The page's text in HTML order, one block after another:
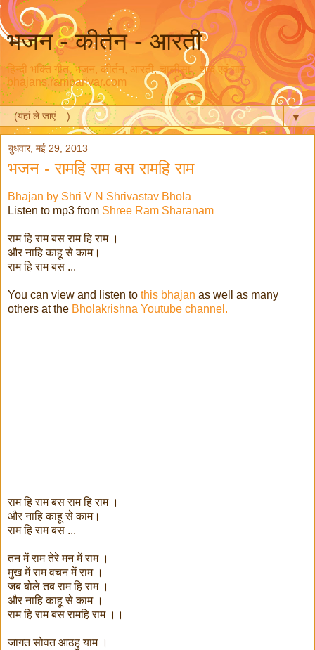
भजन - कीर्तन - आरती
हिन्दी भक्ति गीत, भजन, कीर्तन, आरती, चालीसा - शब्द एवं गान
bhajans.ramparivar.com
▼
बुधवार, मई 29, 2013
भजन - रामहि राम बस रामहि राम
Bhajan by Shri V N Shrivastav Bhola
Listen to mp3 from Shree Ram Sharanam
राम हि राम बस राम हि राम ।
और नाहि काहू से काम।
राम हि राम बस ...
You can view and listen to this bhajan as well as many
others at the Bholakrishna Youtube channel.
राम हि राम बस राम हि राम ।
और नाहि काहू से काम।
राम हि राम बस ...
तन में राम तेरे मन में राम ।
मुख में राम वचन में राम ।
जब बोले तब राम हि राम ।
और नाहि काहू से काम ।
राम हि राम बस रामहि राम ।।
जागत सोवत आठहु याम ।